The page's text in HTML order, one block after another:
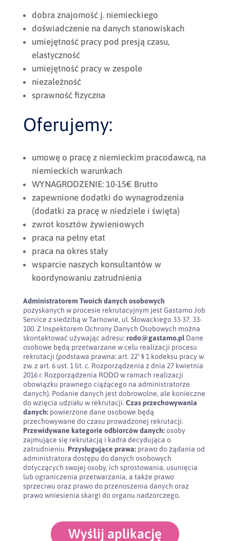
dobra znajomość j. niemieckiego
doświadczenie na danych stanowiskach
umiejętność pracy pod presją czasu,
elastyczność
umiejętność pracy w zespole
niezależność
sprawność fizyczna
Oferujemy:
umowę o pracę z niemieckim pracodawcą, na
niemieckich warunkach
WYNAGRODZENIE: 10-15€ Brutto
zapewnione dodatki do wynagrodzenia
(dodatki za pracę w niedziele i święta)
zwrot kosztów żywieniowych
praca na pełny etat
praca na okres stały
wsparcie naszych konsultantów w
koordynowaniu zatrudnienia
Administratorem Twoich danych osobowych
pozyskanych w procesie rekrutacyjnym jest Gastamo Job
Service z siedzibą w Tarnowie, ul. Słowackiego 33-37, 33-
100. Z Inspektorem Ochrony Danych Osobowych można
skontaktować używając adresu: rodo@gastamo.plDane
osobowe będą przetwarzane w celu realizacji procesu
rekrutacji (podstawa prawna: art. 22¹ § 1 kodeksu pracy w
zw. z art. 6 ust. 1 lit. c. Rozporządzenia z dnia 27 kwietnia
2016 r. Rozporządzenia RODO w ramach realizacji
obowiązku prawnego ciążącego na administratorze
danych). Podanie danych jest dobrowolne, ale konieczne
do wzięcia udziału w rekrutacji. Czas przechowywania
danych:powierzone dane osobowe będą
przechowywane do czasu prowadzonej rekrutacji.
Przewidywane kategorie odbiorców danych:osoby
zajmujące się rekrutacją i kadra decydująca o
zatrudnieniu. Przysługujące prawa:prawo do żądania od
administratora dostępu do danych osobowych
dotyczących swojej osoby, ich sprostowania, usunięcia
lub ograniczenia przetwarzania, a także prawo
sprzeciwu oraz prawo do przenoszenia danych oraz
prawo wniesienia skargi do organu nadzorczego.
Wyślij aplikację